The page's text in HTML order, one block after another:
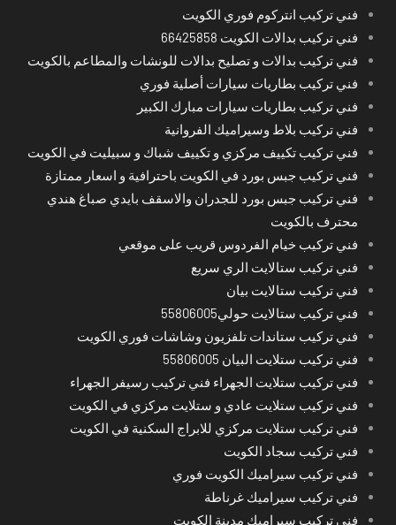
فني تركيب انتركوم فوري الكويت
فني تركيب بدالات الكويت 66425858
فني تركيب بدالات و تصليح بدالات للونشات والمطاعم بالكويت
فني تركيب بطاريات سيارات أصلية فوري
فني تركيب بطاريات سيارات مبارك الكبير
فني تركيب بلاط وسيراميك الفروانية
فني تركيب تكييف مركزي و تكييف شباك و سبيليت في الكويت
فني تركيب جبس بورد في الكويت باحترافية و اسعار ممتازة
فني تركيب جبس بورد للجدران والاسقف بايدي صباغ هندي
محترف بالكويت
فني تركيب خيام الفردوس قريب على موقعي
فني تركيب ستالايت الري سريع
فني تركيب ستالايت بيان
فني تركيب ستالايت حولي55806005
فني تركيب ستاندات تلفزيون وشاشات فوري الكويت
فني تركيب ستلايت البيان 55806005
فني تركيب ستلايت الجهراء فني تركيب رسيفر الجهراء
فني تركيب ستلايت عادي و ستلايت مركزي في الكويت
فني تركيب ستلايت مركزي للابراج السكنية في الكويت
فني تركيب سجاد الكويت
فني تركيب سيراميك الكويت فوري
فني تركيب سيراميك غرناطة
فني تركيب سيراميك مدينة الكويت